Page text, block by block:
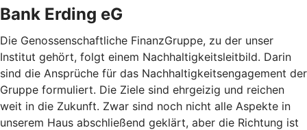
Bank Erding eG
Die Genossenschaftliche FinanzGruppe, zu der unser
Institut gehört, folgt einem Nachhaltigkeitsleitbild. Darin
sind die Ansprüche für das Nachhaltigkeitsengagement der
Gruppe formuliert. Die Ziele sind ehrgeizig und reichen
weit in die Zukunft. Zwar sind noch nicht alle Aspekte in
unserem Haus abschließend geklärt, aber die Richtung ist